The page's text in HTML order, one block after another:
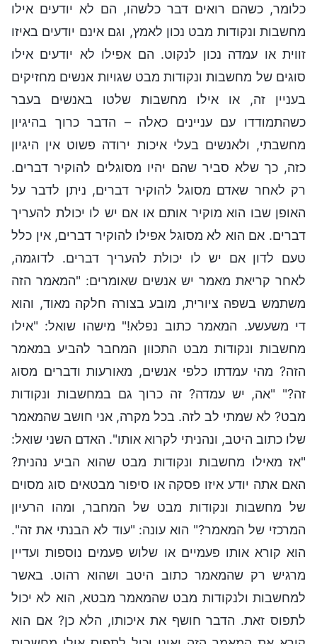
כלומר, כשהם רואים דבר כלשהו, הם לא יודעים אילו
מחשבות ונקודות מבט נכון לאמץ, וגם אינם יודעים באיזו
זווית או עמדה נכון לנקוט. הם אפילו לא יודעים אילו
סוגים של מחשבות ונקודות מבט שגויות אנשים מחזיקים
בעניין זה, או אילו מחשבות שלטו באנשים בעבר
כשהתמודדו עם עניינים כאלה – הדבר כרוך בהיגיון
מחשבתי, ולאנשים בעלי איכות ירודה פשוט אין היגיון
כזה, כך שלא סביר שהם יהיו מסוגלים להוקיר דברים.
רק לאחר שאדם מסוגל להוקיר דברים, ניתן לדבר על
האופן שבו הוא מוקיר אותם או אם יש לו יכולת להעריך
דברים. אם הוא לא מסוגל אפילו להוקיר דברים, אין כלל
טעם לדון אם יש לו יכולת להעריך דברים. לדוגמה,
לאחר קריאת מאמר יש אנשים שאומרים: "המאמר הזה
משתמש בשפה ציורית, מובע בצורה חלקה מאוד, והוא
די משעשע. המאמר כתוב נפלא!" מישהו שואל: "אילו
מחשבות ונקודות מבט התכוון המחבר להביע במאמר
הזה? מהי עמדתו כלפי אנשים, מאורעות ודברים מסוג
זה?" "אה, יש עמדה? זה כרוך גם במחשבות ונקודות
מבט? לא שמתי לב לזה. בכל מקרה, אני חושב שהמאמר
שלו כתוב היטב, ונהניתי לקרוא אותו". האדם השני שואל:
"אז מאילו מחשבות ונקודות מבט שהוא הביע נהנית?
האם אתה יודע איזו פסקה או סיפור מבטאים סוג מסוים
של מחשבות ונקודות מבט של המחבר, ומהו הרעיון
המרכזי של המאמר?" הוא עונה: "עוד לא הבנתי את זה".
הוא קורא אותו פעמיים או שלוש פעמים נוספות ועדיין
מרגיש רק שהמאמר כתוב היטב ושהוא רהוט. באשר
למחשבות ולנקודות מבט שהמאמר מבטא, הוא לא יכול
לתפוס זאת. הדבר חושף את איכותו, הלא כן? אם הוא